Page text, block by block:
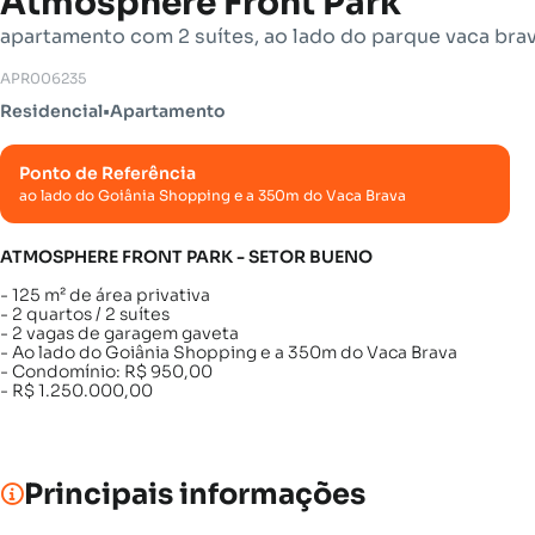
apartamento com 2 suítes, ao lado do parque vaca
APR006235
Residencial•Apartamento
Ponto de Referência
ao lado do Goiânia Shopping e a 350m do Vaca Brava
ATMOSPHERE FRONT PARK - SETOR BUENO
- 125 m² de área privativa
- 2 quartos / 2 suítes
- 2 vagas de garagem gaveta
- Ao lado do Goiânia Shopping e a 350m do Vaca Brava
- Condomínio: R$ 950,00
- R$ 1.250.000,00
Principais informações